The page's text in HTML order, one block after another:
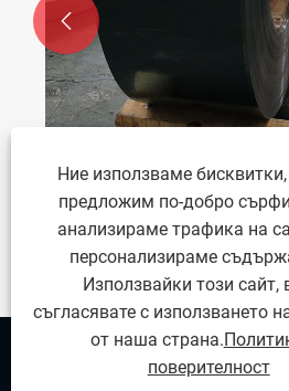
Каква е разликата
стомана 304 и
Виж повече >>

Ние използваме
предложим по-добро
анализираме трафика на
персонализираме
Използвайки този сайт,
съгласявате с използването
от наша страна.
поверителност